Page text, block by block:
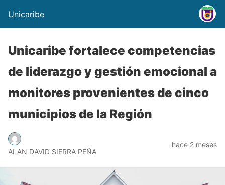
Unicaribe
Unicaribe fortalece competencias
de liderazgo y gestión emocional a
monitores provenientes de cinco
municipios de la Región
ALAN DAVID SIERRA PEÑA
hace 2 meses